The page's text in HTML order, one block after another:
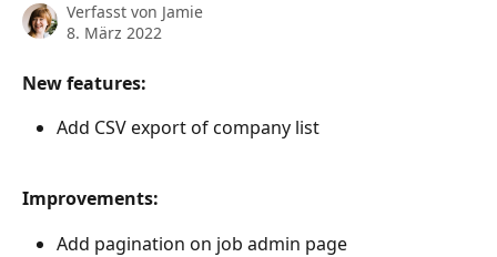
Verfasst von Jamie
8. März 2022
New features:
Add CSV export of company list
Improvements:
Add pagination on job admin page